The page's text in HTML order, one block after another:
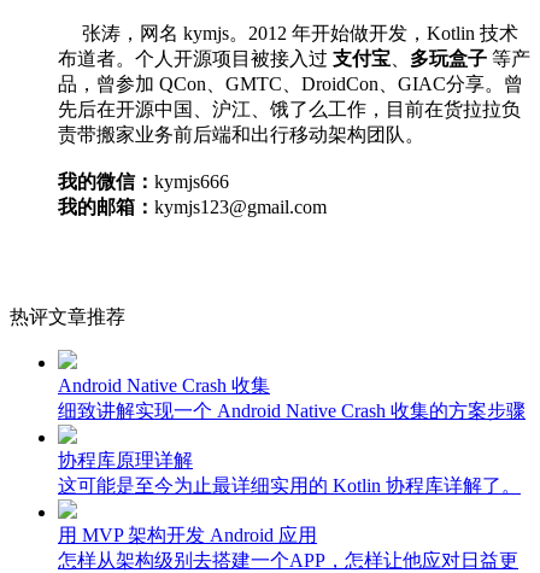
张涛，网名 kymjs。2012 年开始做开发，Kotlin 技术
布道者。个人开源项目被接入过 支付宝 多玩盒子 等产
品，曾参加 QCon、GMTC、DroidCon、GIAC分享。曾
先后在开源中国、沪江、饿了么工作，目前在货拉拉负
责带搬家业务前后端和出行移动架构团队。
我的微信： kymjs666
我的邮箱： kymjs123@gmail.com
热评文章推荐
Android Native Crash 收集
细致讲解实现一个 Android Native Crash 收集的方案步骤
协程库原理详解
这可能是至今为止最详细实用的 Kotlin 协程库详解了。
用 MVP 架构开发 Android 应用
怎样从架构级别去搭建一个APP，怎样让他应对日益更